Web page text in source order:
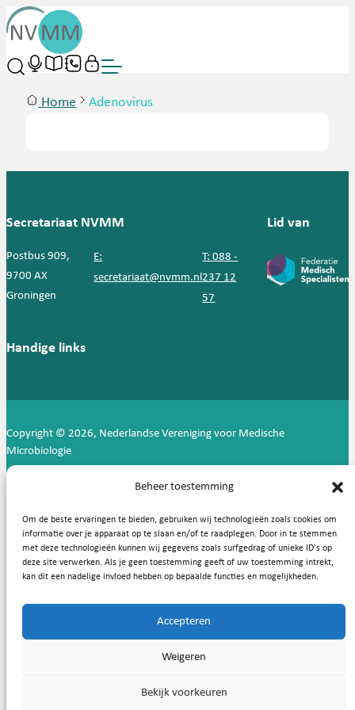
Beheer toestemming
Om de beste ervaringen te bieden, gebruiken wij technologieën zoals cookies om
informatie over je apparaat op te slaan en/of te raadplegen. Door in te stemmen
met deze technologieën kunnen wij gegevens zoals surfgedrag of unieke ID's op
deze site verwerken. Als je geen toestemming geeft of uw toestemming intrekt,
kan dit een nadelige invloed hebben op bepaalde functies en mogelijkheden.
Accepteren
Weigeren
Bekijk voorkeuren
Home Adenovirus
Secretariaat NVMM
Postbus 909,
9700 AX
Groningen
E:
secretariaat@nvmm.nl
T: 088 -
237 12
57
Lid van
Handige links
Copyright © 2026, Nederlandse Vereniging voor Medische
Microbiologie